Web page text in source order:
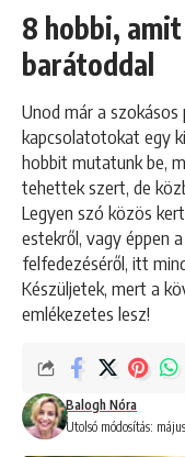
8 hobbi,
barátoddal
Unod már a
kapcsolatotokat egy
hobbit mutatunk be,
tehettek szert, de
Legyen szó közös
estekről, vagy éppen
felfedezéséről, itt
Készüljetek, mert a
emlékezetes lesz!
Utolsó módosítás:
Balogh Nóra